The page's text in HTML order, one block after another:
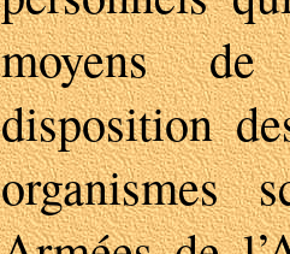
moyens
disposition
organismes